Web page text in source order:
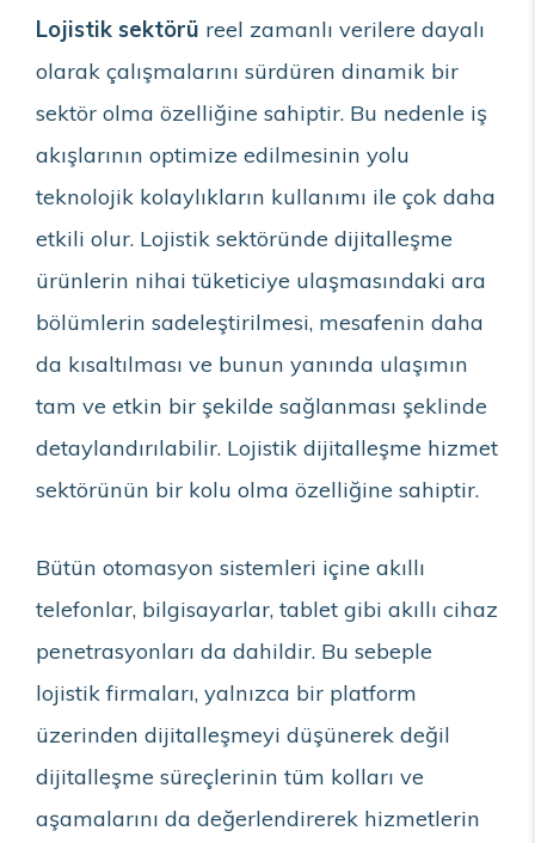
Lojistik sektörü reel zamanlı verilere dayalı
olarak çalışmalarını sürdüren dinamik bir
sektör olma özelliğine sahiptir. Bu nedenle iş
akışlarının optimize edilmesinin yolu
teknolojik kolaylıkların kullanımı ile çok daha
etkili olur. Lojistik sektöründe dijitalleşme
ürünlerin nihai tüketiciye ulaşmasındaki ara
bölümlerin sadeleştirilmesi, mesafenin daha
da kısaltılması ve bunun yanında ulaşımın
tam ve etkin bir şekilde sağlanması şeklinde
detaylandırılabilir. Lojistik dijitalleşme hizmet
sektörünün bir kolu olma özelliğine sahiptir.
Bütün otomasyon sistemleri içine akıllı
telefonlar, bilgisayarlar, tablet gibi akıllı cihaz
penetrasyonları da dahildir. Bu sebeple
lojistik firmaları, yalnızca bir platform
üzerinden dijitalleşmeyi düşünerek değil
dijitalleşme süreçlerinin tüm kolları ve
aşamalarını da değerlendirerek hizmetlerin